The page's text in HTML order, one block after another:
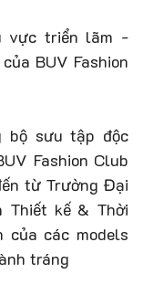
vực triển lãm -
BUV Fashion
bộ sưu tập độc
Fashion Club
từ Trường Đại
Thiết kế & Thời
của các models
tráng